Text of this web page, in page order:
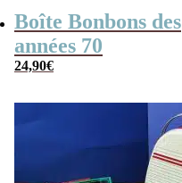
Boîte Bonbons des
années 70
24,90€